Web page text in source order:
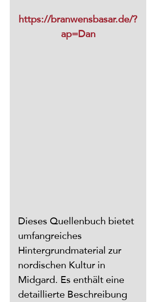
https://branwensbasar.de/?
ap=Dan
Dieses Quellenbuch bietet
umfangreiches
Hintergrundmaterial zur
nordischen Kultur in
Midgard. Es enthält eine
detaillierte Beschreibung